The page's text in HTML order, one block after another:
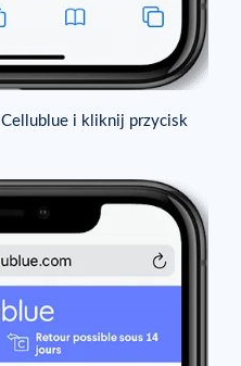
Cellublue i kliknij przycisk